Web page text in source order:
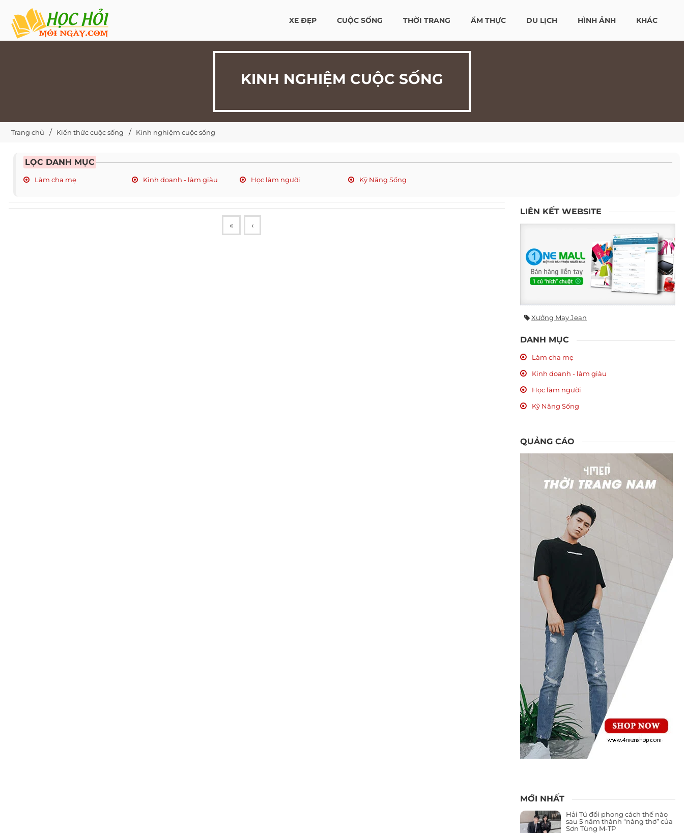
XE ĐẸP CUỘC SỐNG THỜI TRANG ẨM THỰC DU LỊCH HÌNH ẢNH KHÁC
KINH NGHIỆM CUỘC SỐNG
Trang chủ Kiến thức cuộc sống Kinh nghiệm cuộc sống
LỌC DANH MỤC
Làm cha mẹ Kinh doanh - làm giàu Học làm người Kỹ Năng Sống
« ‹
LIÊN KẾT WEBSITE
Xưởng May Jean
DANH MỤC
Làm cha mẹ
Kinh doanh - làm giàu
Học làm người
Kỹ Năng Sống
QUẢNG CÁO
MỚI NHẤT
Hải Tú đổi phong cách thế nào
sau 5 năm thành “nàng thơ” của
Sơn Tùng M-TP